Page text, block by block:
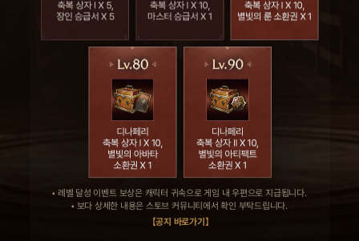
• 레벨 달성 이벤트 보상은 캐릭터 귀속으로 게임 내 우편으로 지급됩니다.
• 보다 상세한 내용은 스토브 커뮤니티에서 확인 부탁드립니다.
【공지 바로가기】